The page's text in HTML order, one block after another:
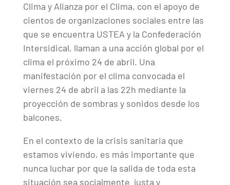
Clima y Alianza por el Clima, con el apoyo de
cientos de organizaciones sociales entre las
que se encuentra USTEA y la Confederación
Intersidical, llaman a una acción global por el
clima el próximo 24 de abril. Una
manifestación por el clima convocada el
viernes 24 de abril a las 22h mediante la
proyección de sombras y sonidos desde los
balcones.
En el contexto de la crisis sanitaria que
estamos viviendo, es más importante que
nunca luchar por que la salida de toda esta
situación sea socialmente justa y